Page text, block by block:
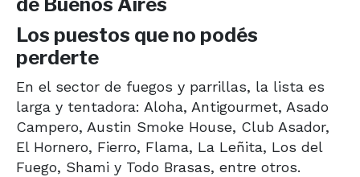
Los puestos que no podés
perderte
En el sector de fuegos y parrillas, la lista es
larga y tentadora: Aloha, Antigourmet, Asado
Campero, Austin Smoke House, Club Asador,
El Hornero, Fierro, Flama, La Leñita, Los del
Fuego, Shami y Todo Brasas, entre otros.